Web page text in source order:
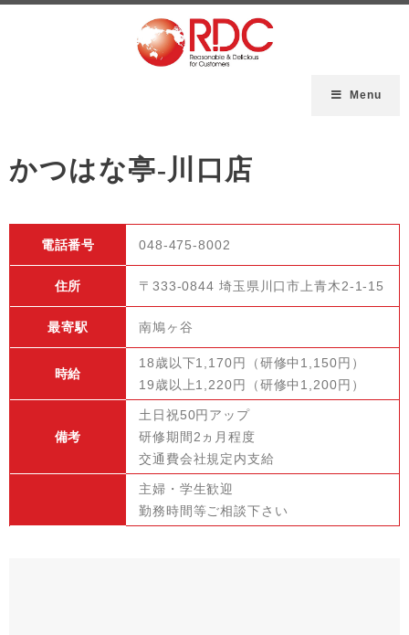
Menu
かつはな亭-川口店
電話番号 048-475-8002
住所 〒333-0844 埼玉県川口市上青木2-1-15
最寄駅 南鳩ヶ谷
時給
18歳以下1,170円（研修中1,150円）
19歳以上1,220円（研修中1,200円）
備考
土日祝50円アップ
研修期間2ヵ月程度
交通費会社規定内支給
主婦・学生歓迎
勤務時間等ご相談下さい